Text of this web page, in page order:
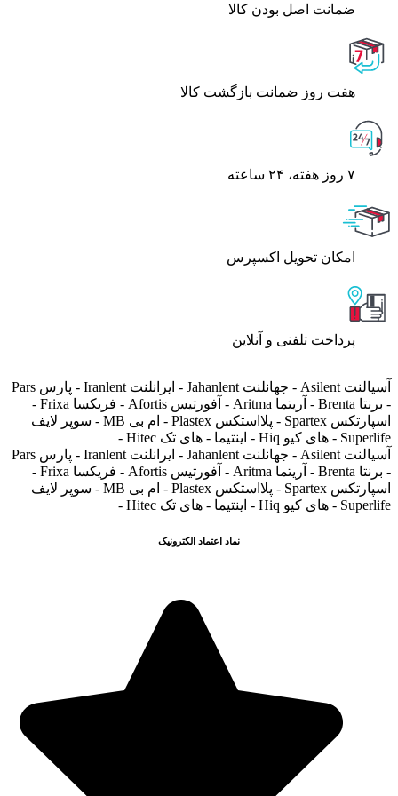
ﺿﻤﺎﻧﺖ اﺻﻞ ﺑﻮدن ﮐﺎﻟﺎ
هفت روز ضمانت بازگشت کالا
۷ روز ﻫﻔﺘﻪ، ۲۴ ﺳﺎﻋﺘﻪ
اﻣﮑﺎن ﺗﺤﻮﯾﻞ اﮐﺴﭙﺮس
پرداخت تلفنی و آنلاین
آسیالنت Asilent - جهانلنت Jahanlent - ایرانلنت Iranlent - پارس Pars
- برنتا Brenta - آریتما Aritma - آفورتیس Afortis - فریکسا Frixa -
اسپارتکس Spartex - پلااستکس Plastex - ام بی MB - سوپر لایف
Superlife - های کیو Hiq - اینتیما - های تک Hitec -
آسیالنت Asilent - جهانلنت Jahanlent - ایرانلنت Iranlent - پارس Pars
- برنتا Brenta - آریتما Aritma - آفورتیس Afortis - فریکسا Frixa -
اسپارتکس Spartex - پلااستکس Plastex - ام بی MB - سوپر لایف
Superlife - های کیو Hiq - اینتیما - های تک Hitec -
نماد اعتماد الکترونیک